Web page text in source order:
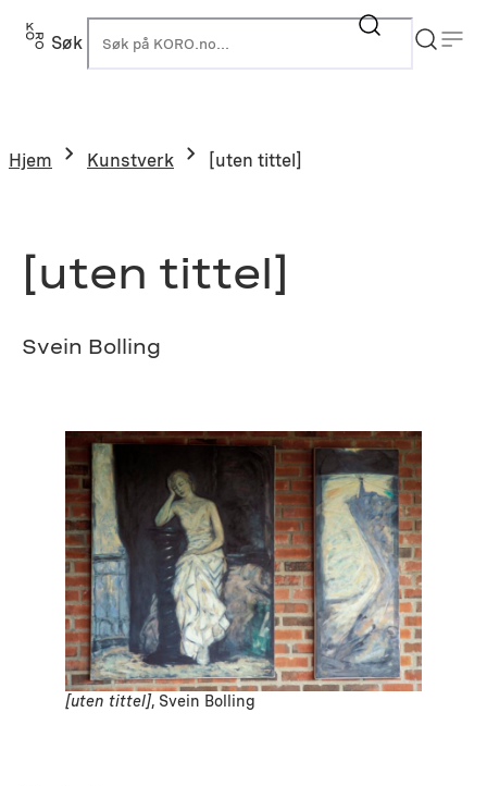
Hopp
Søk
Hjem Kunstverk [uten tittel]
[uten tittel]
Svein Bolling
[uten tittel], Svein Bolling